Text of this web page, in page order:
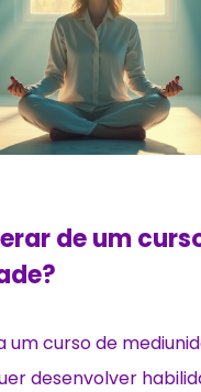
de um
um curso de
desenvolver